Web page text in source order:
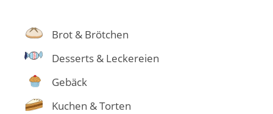
Brot & Brötchen
Desserts & Leckereien
Gebäck
Kuchen & Torten